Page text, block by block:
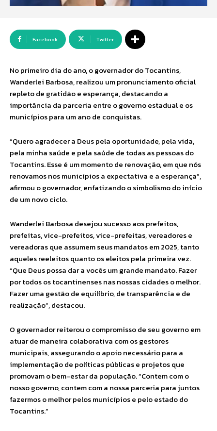
Facebook Twitter
No primeiro dia do ano, o governador do Tocantins,
Wanderlei Barbosa, realizou um pronunciamento oficial
repleto de gratidão e esperança, destacando a
importância da parceria entre o governo estadual e os
municípios para um ano de conquistas.
“Quero agradecer a Deus pela oportunidade, pela vida,
pela minha saúde e pela saúde de todas as pessoas do
Tocantins. Esse é um momento de renovação, em que nós
renovamos nos municípios a expectativa e a esperança”,
afirmou o governador, enfatizando o simbolismo do início
de um novo ciclo.
Wanderlei Barbosa desejou sucesso aos prefeitos,
prefeitas, vice-prefeitos, vice-prefeitas, vereadores e
vereadoras que assumem seus mandatos em 2025, tanto
aqueles reeleitos quanto os eleitos pela primeira vez.
“Que Deus possa dar a vocês um grande mandato. Fazer
por todos os tocantinenses nas nossas cidades o melhor.
Fazer uma gestão de equilíbrio, de transparência e de
realização”, destacou.
O governador reiterou o compromisso de seu governo em
atuar de maneira colaborativa com os gestores
municipais, assegurando o apoio necessário para a
implementação de políticas públicas e projetos que
promovam o bem-estar da população. “Contem com o
nosso governo, contem com a nossa parceria para juntos
fazermos o melhor pelos municípios e pelo estado do
Tocantins.”